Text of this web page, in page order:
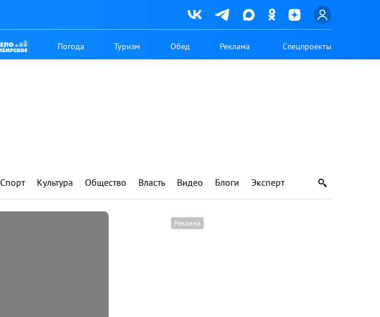
Погода Туризм Обед Реклама Спецпроекты
Спорт Культура Общество Власть Видео Блоги Эксперт